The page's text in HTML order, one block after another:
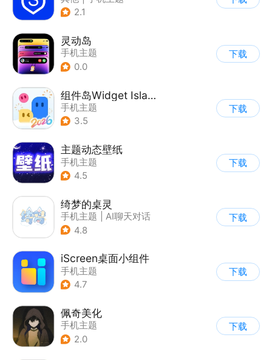
2.1
灵动岛
手机主题
0.0
下载
组件岛Widget Island
手机主题
3.5
下载
主题动态壁纸
手机主题
4.5
下载
绮梦的桌灵
手机主题
AI聊天对话
4.8
下载
iScreen桌面小组件
手机主题
4.7
下载
佩奇美化
手机主题
2.0
下载